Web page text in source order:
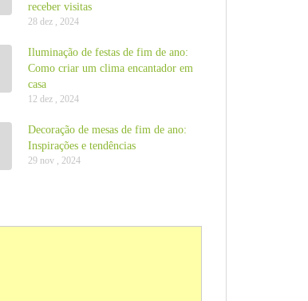
receber visitas
28 dez , 2024
Iluminação de festas de fim de ano:
Como criar um clima encantador em
casa
12 dez , 2024
Decoração de mesas de fim de ano:
Inspirações e tendências
29 nov , 2024